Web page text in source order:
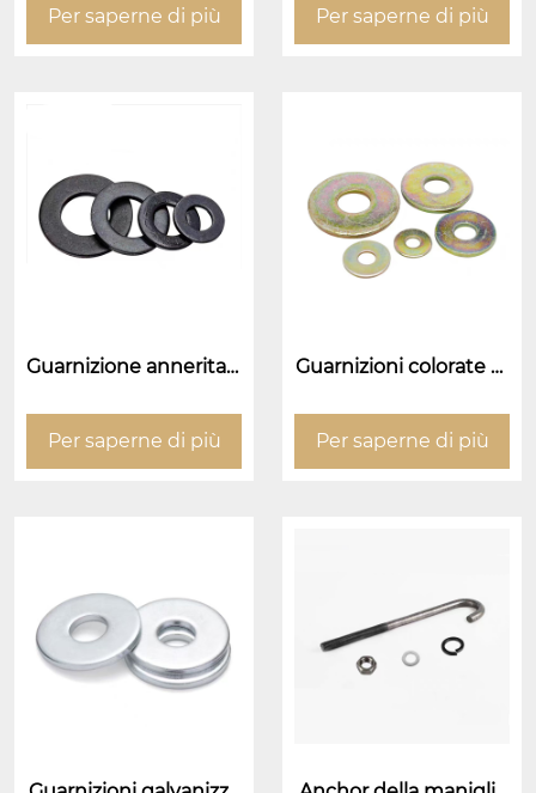
Per saperne di più
Per saperne di più
Guarnizione annerita a
Per saperne di più
Guarnizioni colorate di
Per saperne di più